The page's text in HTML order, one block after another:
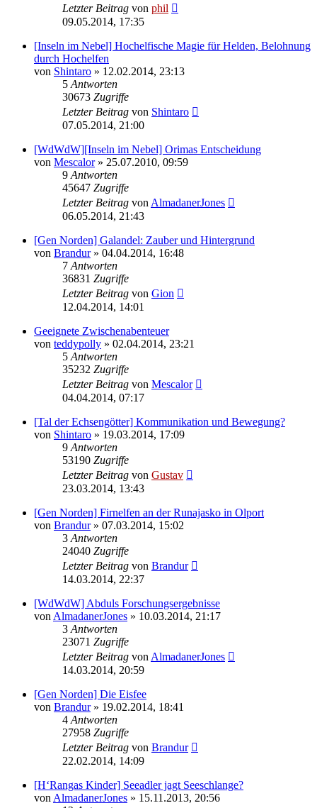
Letzter Beitrag von phil
09.05.2014, 17:35
[Inseln im Nebel] Hochelfische Magie für Helden, Belohnung
durch Hochelfen
von Shintaro » 12.02.2014, 23:13
5 Antworten
30673 Zugriffe
Letzter Beitrag von Shintaro
07.05.2014, 21:00
[WdWdW][Inseln im Nebel] Orimas Entscheidung
von Mescalor» 25.07.2010, 09:59
9 Antworten
45647 Zugriffe
Letzter Beitrag von AlmadanerJones
06.05.2014, 21:43
[Gen Norden] Galandel: Zauber und Hintergrund
von Brandur» 04.04.2014, 16:48
7 Antworten
36831 Zugriffe
Letzter Beitrag von Gion
12.04.2014, 14:01
Geeignete Zwischenabenteuer
von teddypolly » 02.04.2014, 23:21
5 Antworten
35232 Zugriffe
Letzter Beitrag von Mescalor
04.04.2014, 07:17
[Tal der Echsengötter] Kommunikation und Bewegung?
von Shintaro » 19.03.2014, 17:09
9 Antworten
53190 Zugriffe
Letzter Beitrag von Gustav
23.03.2014, 13:43
[Gen Norden] Firnelfen an der Runajasko in Olport
von Brandur» 07.03.2014, 15:02
3 Antworten
24040 Zugriffe
Letzter Beitrag von Brandur
14.03.2014, 22:37
[WdWdW] Abduls Forschungsergebnisse
von AlmadanerJones » 10.03.2014, 21:17
3 Antworten
23071 Zugriffe
Letzter Beitrag von AlmadanerJones
14.03.2014, 20:59
[Gen Norden] Die Eisfee
von Brandur» 19.02.2014, 18:41
4 Antworten
27958 Zugriffe
Letzter Beitrag von Brandur
22.02.2014, 14:09
[H‘Rangas Kinder] Seeadler jagt Seeschlange?
von AlmadanerJones » 15.11.2013, 20:56